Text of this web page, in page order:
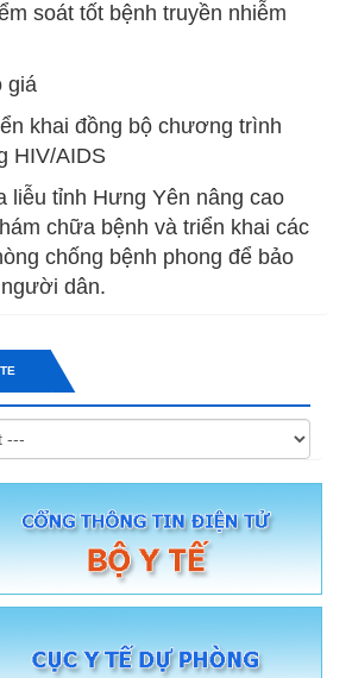
soát tốt bệnh truyền nhiễm
giá
khai đồng bộ chương trình
HIV/AIDS
liễu tỉnh Hưng Yên nâng cao
chữa bệnh và triển khai các
chống bệnh phong để bảo
dân.